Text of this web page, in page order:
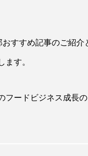
すすめ記事のご紹介
ます。
フードビジネス成長